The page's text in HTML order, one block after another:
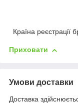
Країна реєстрації
Приховати
Умови доставки
Доставка